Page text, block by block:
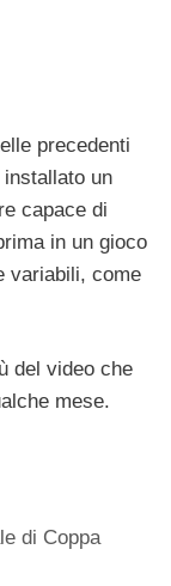
precedenti
un
capace di
in un gioco
variabili, come
del video che
mese.
di Coppa